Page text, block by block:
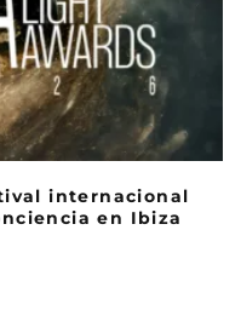
internacional
en Ibiza